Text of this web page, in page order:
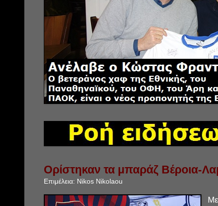
Ορίστηκαν τα μπαράζ Βέροια-
Επιμέλεια: Nikos Nikolaou